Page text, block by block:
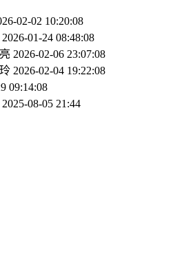
02-02 10:20:08
2026-01-24 08:48:08
2026-02-06 23:07:08
2026-02-04 19:22:08
09:14:08
2025-08-05 21:44